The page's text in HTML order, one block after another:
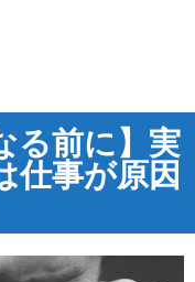
る前に】実
仕事が原因